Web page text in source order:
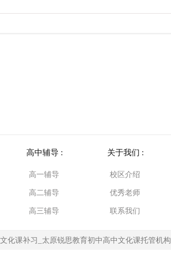
高中辅导 :
高一辅导
高二辅导
高三辅导
关于我们 :
校区介绍
优秀老师
联系我们
化课补习_太原锐思教育初中高中文化课托管机构